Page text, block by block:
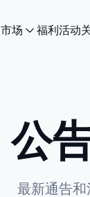
市场 福利活动
公
最新通告和